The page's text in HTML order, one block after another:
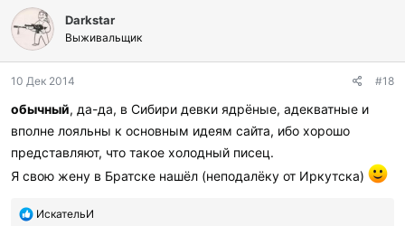
а
г
о
а
и
л
и
Darkstar
Выживальщик
10 Дек 2014 #18
обычный, да-да, в Сибири девки ядрёные, адекватные и
вполне лояльны к основным идеям сайта, ибо хорошо
представляют, что такое холодный писец.
Я свою жену в Братске нашёл (неподалёку от Иркутска)
П
ИскательИ